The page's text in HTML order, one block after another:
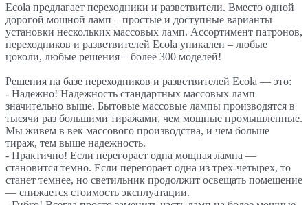
Ecola предлагает переходники и разветвители. Вместо одной
дорогой мощной ламп – простые и доступные варианты
установки нескольких массовых ламп. Ассортимент патронов,
переходников и разветвителей Ecola уникален – любые
цоколи, любые решения – более 300 моделей!
Решения на базе переходников и разветвителей Ecola — это:
- Надежно! Надежность стандартных массовых ламп
значительно выше. Бытовые массовые лампы производятся в
тысячи раз большими тиражами, чем мощные промышленные.
Мы живем в век массового производства, и чем больше
тираж, тем выше надежность.
- Практично! Если перегорает одна мощная лампа —
становится темно. Если перегорает одна из трех-четырех, то
станет темнее, но светильник продолжит освещать помещение
— снижается стоимость эксплуатации.